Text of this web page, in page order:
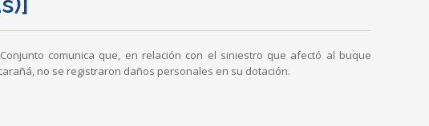
comunica que, en relación con el siniestro que afectó al buque
no se registraron daños personales en su dotación.